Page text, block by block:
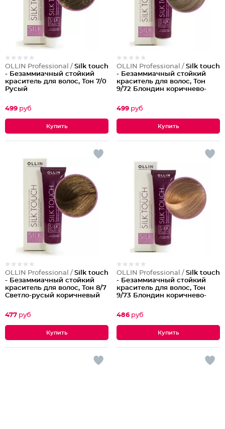
OLLIN Professional / Silk touch
- Безаммиачный стойкий
краситель для волос, Тон 7/0
Русый
499 руб
OLLIN Professional / Silk touch
- Безаммиачный стойкий
краситель для волос, Тон
9/72 Блондин коричнево-
499 руб
OLLIN Professional / Silk touch
- Безаммиачный стойкий
краситель для волос, Тон 8/7
Светло-русый коричневый
477 руб
OLLIN Professional / Silk touch
- Безаммиачный стойкий
краситель для волос, Тон
9/73 Блондин коричнево-
486 руб